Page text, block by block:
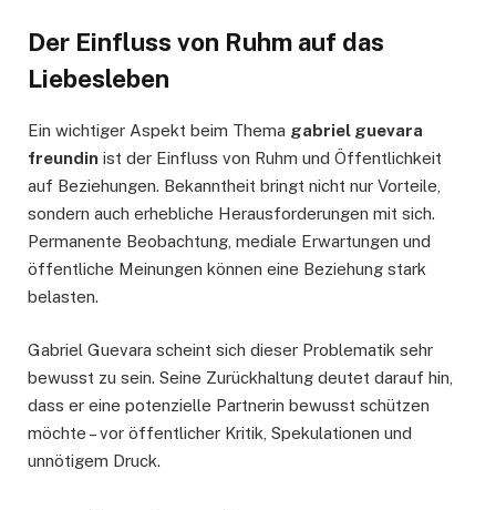
Der Einfluss von Ruhm auf das
Liebesleben
Ein wichtiger Aspekt beim Thema gabriel guevara
freundin ist der Einfluss von Ruhm und Öffentlichkeit
auf Beziehungen. Bekanntheit bringt nicht nur Vorteile,
sondern auch erhebliche Herausforderungen mit sich.
Permanente Beobachtung, mediale Erwartungen und
öffentliche Meinungen können eine Beziehung stark
belasten.
Gabriel Guevara scheint sich dieser Problematik sehr
bewusst zu sein. Seine Zurückhaltung deutet darauf hin,
dass er eine potenzielle Partnerin bewusst schützen
möchte – vor öffentlicher Kritik, Spekulationen und
unnötigem Druck.